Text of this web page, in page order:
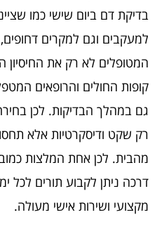
בדיקת דם ביום שישי כמו
למעקבים וגם למקרים
המטופלים לא רק את החיסיון
קופות החולים והרופאים
גם במהלך הבדיקות. לכן
רק שקט ודיסקרטיות אלא
דרכה ניתן לקבוע תורים לכל
מקצועי ושירות אישי מעולה.